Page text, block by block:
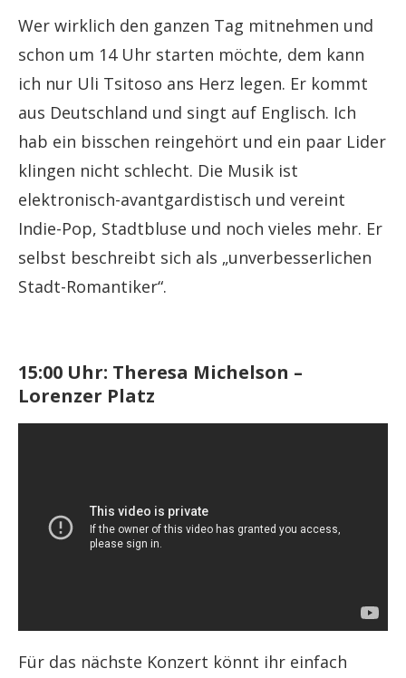
Wer wirklich den ganzen Tag mitnehmen und
schon um 14 Uhr starten möchte, dem kann
ich nur Uli Tsitoso ans Herz legen. Er kommt
aus Deutschland und singt auf Englisch. Ich
hab ein bisschen reingehört und ein paar Lider
klingen nicht schlecht. Die Musik ist
elektronisch-avantgardistisch und vereint
Indie-Pop, Stadtbluse und noch vieles mehr. Er
selbst beschreibt sich als „unverbesserlichen
Stadt-Romantiker“.
15:00 Uhr: Theresa Michelson –
Lorenzer Platz
Für das nächste Konzert könnt ihr einfach